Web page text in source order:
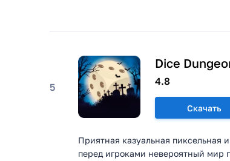
5
Dice
4.8
Скачать
Приятная казуальная пиксельная
перед игроками невероятный мир